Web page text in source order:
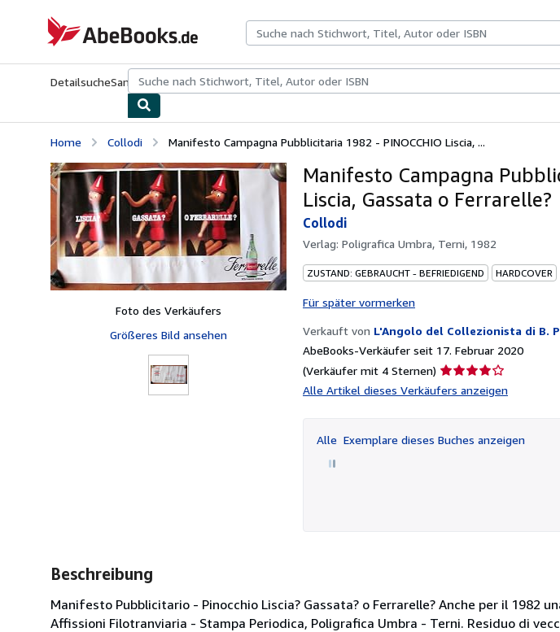
AbeBooks.de
DetailsucheSammlungenAntiquarische BücherKunst & Sammlerstücke
Home Collodi Manifesto Campagna Pubblicitaria 1982 - PINOCCHIO Liscia, ...
Foto des Verkäufers
Größeres Bild ansehen
Manifesto Campagna
Liscia, Gassata o Ferrarelle?
Collodi
Verlag: Poligrafica Umbra, Terni, 1982
ZUSTAND: GEBRAUCHT - BEFRIEDIGEND HARDCOVER
Für später vormerken
Verkauft von L'Angolo del Collezionista di B.
AbeBooks-Verkäufer seit 17. Februar 2020
(Verkäufer mit 4 Sternen) Verkäuferbewertung
4
Sternen
Alle Artikel dieses Verkäufers anzeigen
Alle Exemplare dieses Buches anzeigen
Beschreibung
Manifesto Pubblicitario - Pinocchio Liscia? Gassata? o Ferrarelle? Anche per il 1982
Affissioni Filotranviaria - Stampa Periodica, Poligrafica Umbra - Terni. Residuo di